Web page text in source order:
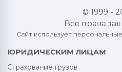
© 1999 -
Все права
Сайт использует
ЮРИДИЧЕСКИМ ЛИЦАМ
Страхование грузов